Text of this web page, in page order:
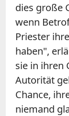
dies große
wenn
Priester
haben",
sie in ihren
Autorität
Chance,
niemand